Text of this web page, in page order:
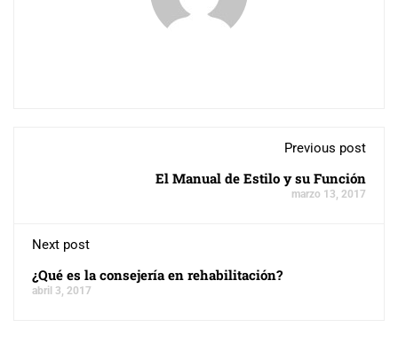
Previous post
El Manual de Estilo y su Función
marzo 13, 2017
Next post
¿Qué es la consejería en rehabilitación?
abril 3, 2017